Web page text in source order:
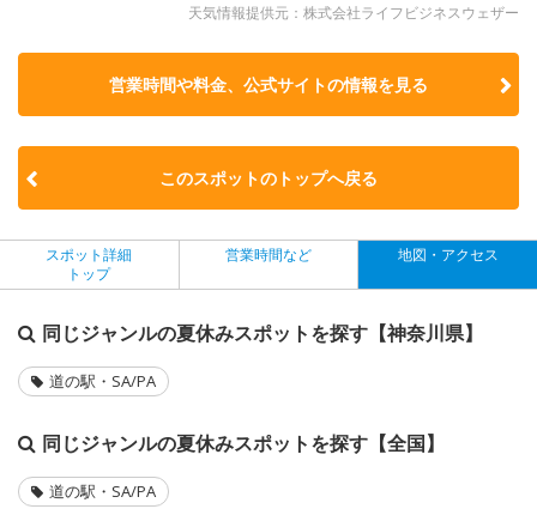
天気情報提供元：株式会社ライフビジネスウェザー
営業時間や料金、公式サイトの情報を見る
このスポットのトップへ戻る
スポット詳細
トップ
営業時間など 地図・アクセス
同じジャンルの夏休みスポットを探す【神奈川県】
道の駅・SA/PA
同じジャンルの夏休みスポットを探す【全国】
道の駅・SA/PA